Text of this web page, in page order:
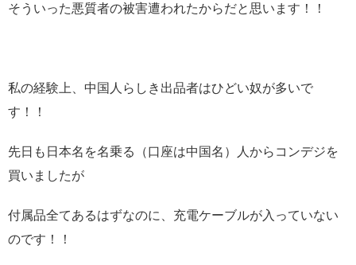
そういった悪質者の被害遭われたからだと思います！！
私の経験上、中国人らしき出品者はひどい奴が多いで
す！！
先日も日本名を名乗る（口座は中国名）人からコンデジを
買いましたが
付属品全てあるはずなのに、充電ケーブルが入っていない
のです！！